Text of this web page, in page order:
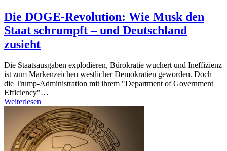
Die DOGE-Revolution: Wie Musk den
Staat schrumpft – und Deutschland
zusieht
Die Staatsausgaben explodieren, Bürokratie wuchert und Ineffizienz
ist zum Markenzeichen westlicher Demokratien geworden. Doch
die Trump-Administration mit ihrem "Department of Government
Efficiency"…
Weiterlesen